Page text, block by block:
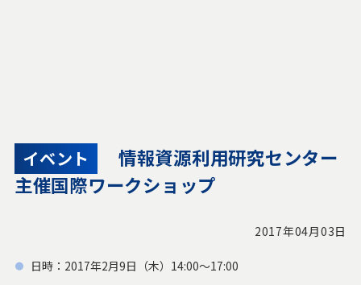
イベント
情報資源利用研究センター
主催国際ワークショップ
2017年04月03日
日時：2017年2月9日（木）14:00～17:00